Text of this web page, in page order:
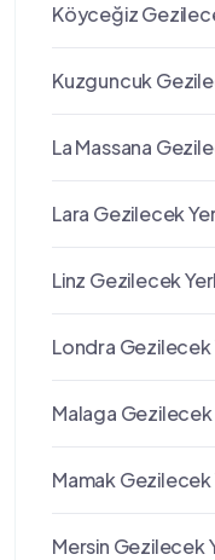
Köyceğiz
Kuzguncuk
La Massana
Lara Gezilecek
Linz Gezilecek
Londra Gezilecek
Malaga Gezilecek
Mamak Gezilecek
Mersin Gezilecek